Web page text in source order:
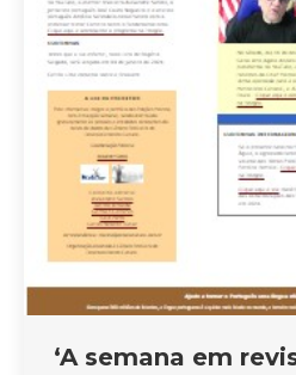
‘A semana em